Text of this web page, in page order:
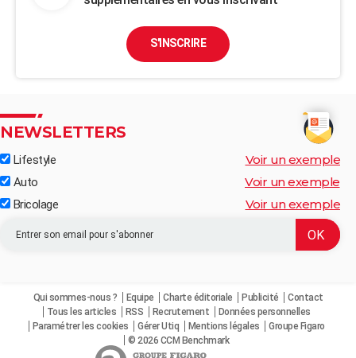
S'INSCRIRE
NEWSLETTERS
Lifestyle Voir un exemple
Auto Voir un exemple
Bricolage Voir un exemple
Qui sommes-nous ? Equipe Charte éditoriale Publicité
Contact
Tous les articles
RSS Recrutement
Données personnelles
Paramétrer les cookies
Gérer Utiq Mentions légales
Groupe Figaro
© 2026 CCM Benchmark